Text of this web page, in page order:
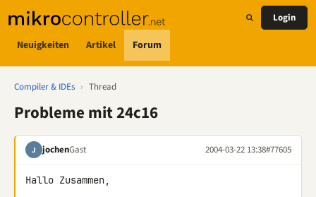
Neuigkeiten Artikel Forum
Login
Compiler & IDEs › Thread
Probleme mit 24c16
J jochenGast 2004-03-22 13:38#77605
Hallo Zusammen,